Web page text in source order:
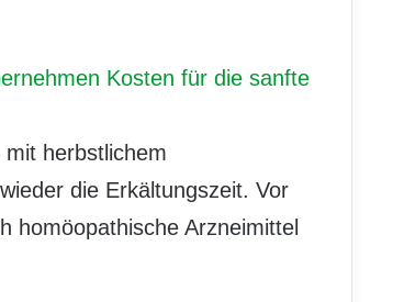
Kosten für die sanfte
herbstlichem
die Erkältungszeit. Vor
homöopathische Arzneimittel